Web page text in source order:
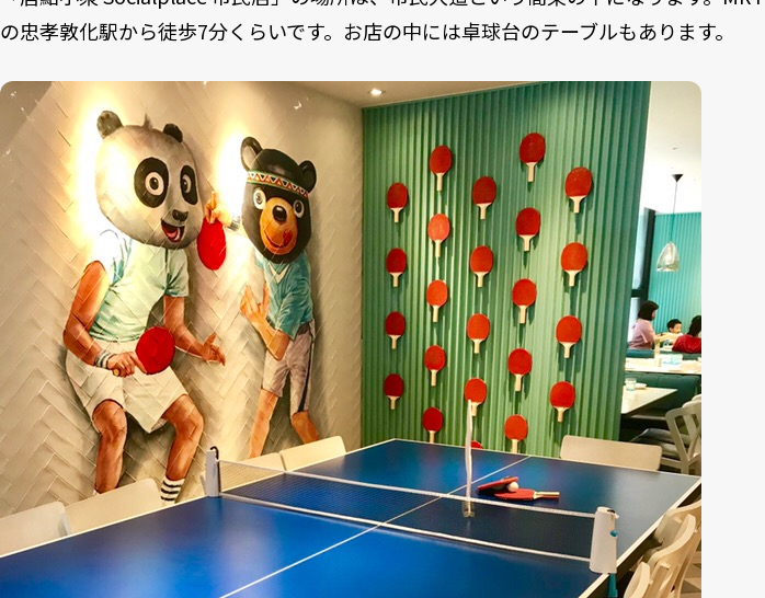
の忠孝敦化駅から徒歩7分くらいです。お店の中には卓球台のテーブルもあります。